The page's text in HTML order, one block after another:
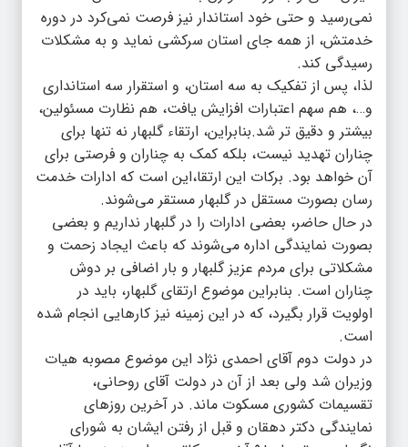
نمی‌رسید و حتی خود استاندار نیز فرصت نمی‌کرد در دوره
خدمتش، از همه جای استان سرکشی نماید و به مشکلات
رسیدگی کند.
لذا، پس از تفکیک به سه استان، و استقرار سه استانداری
و…، هم سهم اعتبارات افزایش یافت، هم نظارت مسئولین،
بیشتر و دقیق تر شد.بنابراین، ارتقاء گلبهار نه تنها برای
چناران تهدید نیست، بلکه کمک به چناران و فرصتی برای
آن خواهد بود. برکات این ارتقا،این است که ادارات خدمت
رسان بصورت مستقل در گلبهار مستقر می‌شوند.
در حال حاضر، بعضی ادارات را در گلبهار نداریم و بعضی
بصورت نمایندگی اداره می‌شوند که باعث ایجاد زحمت و
مشکلاتی برای مردم عزیز گلبهار و بار اضافی بر دوش
چناران است. بنابراین موضوع ارتقای گلبهار، باید در
اولویت قرار بگیرد، که در این زمینه نیز کارهایی انجام شده
است.
در دولت دوم آقای احمدی نژاد این موضوع مصوبه هیات
وزیران شد ولی بعد از آن در دولت آقای روحانی،
تقسیمات کشوری مسکوت ماند. در آخرین روزهای
نمایندگی دکتر دهقان و قبل از رفتن ایشان به شورای